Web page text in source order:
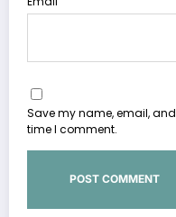
Save my name, email,
time I comment.